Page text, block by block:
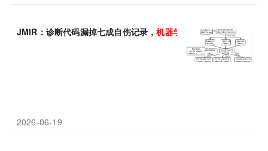
JMIR：诊断代码漏掉七成自伤记录，机器学习 为心理健康“打捞”
2026-06-19